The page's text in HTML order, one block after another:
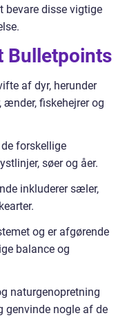
bevare disse vigtige
Bulletpoints
af dyr, herunder
ænder, fiskehejrer og
forskellige
søer og åer.
inkluderer sæler,
og er afgørende
balance og
naturgenopretning
genvinde nogle af de